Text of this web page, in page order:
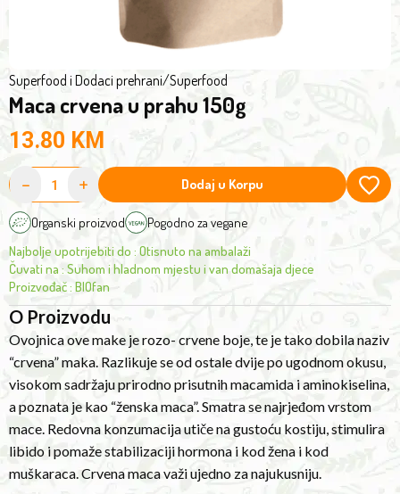
Superfood i Dodaci prehrani/Superfood
Maca crvena u prahu 150g
13.80 KM
O Proizvodu
Ovojnica ove make je rozo- crvene boje, te je tako dobila naziv
“crvena” maka. Razlikuje se od ostale dvije po ugodnom okusu,
visokom sadržaju prirodno prisutnih macamida i aminokiselina,
a poznata je kao “ženska maca”. Smatra se najrjeđom vrstom
mace. Redovna konzumacija utiče na gustoću kostiju, stimulira
libido i pomaže stabilizaciji hormona i kod žena i kod
muškaraca. Crvena maca važi ujedno za najukusniju.
is
known
"female
Maca".
It
considered
the
rarest
type
of
all
Macas.
Regular
consumption
affects
bone
density,
- + Dodaj u Korpu
Organski proizvod Pogodno za vegane
Najbolje upotrijebiti do : Otisnuto na ambalaži
Čuvati na : Suhom i hladnom mjestu i van domašaja djece
Proizvođač: BIOfan